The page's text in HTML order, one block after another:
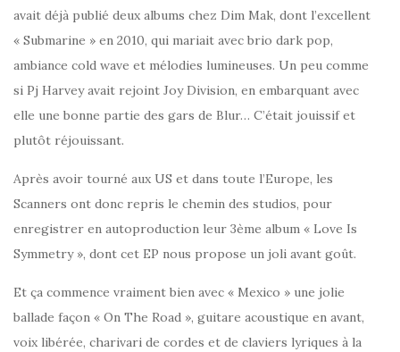
avait déjà publié deux albums chez Dim Mak, dont l’excellent
« Submarine » en 2010, qui mariait avec brio dark pop,
ambiance cold wave et mélodies lumineuses. Un peu comme
si Pj Harvey avait rejoint Joy Division, en embarquant avec
elle une bonne partie des gars de Blur… C’était jouissif et
plutôt réjouissant.
Après avoir tourné aux US et dans toute l’Europe, les
Scanners ont donc repris le chemin des studios, pour
enregistrer en autoproduction leur 3ème album « Love Is
Symmetry », dont cet EP nous propose un joli avant goût.
Et ça commence vraiment bien avec « Mexico » une jolie
ballade façon « On The Road », guitare acoustique en avant,
voix libérée, charivari de cordes et de claviers lyriques à la